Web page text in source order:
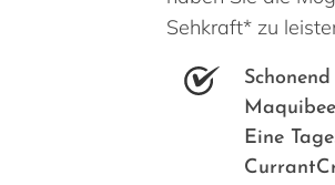
Sehkraft* zu
Eine